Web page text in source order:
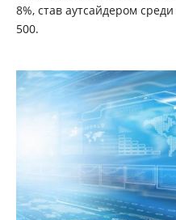
8%, став аутсайдером
500.